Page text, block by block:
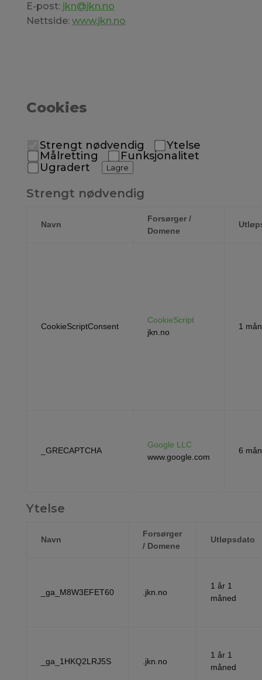
E-post: jkn@jkn.no
Nettside: www.jkn.no
Cookies
Strengt nødvendig
Ytelse
Målretting
Funksjonalitet
Ugradert
Lagre
Strengt nødvendig
Navn
Forsørger /
Domene
CookieScriptConsent
CookieScript
jkn.no
1
_GRECAPTCHA
Google LLC
www.google.com
6
Ytelse
Navn
Forsørger
/ Domene
Utløpsdato
_ga_M8W3EFET60 .jkn.no
1 år 1
måned
_ga_1HKQ2LRJ5S .jkn.no
1 år 1
måned